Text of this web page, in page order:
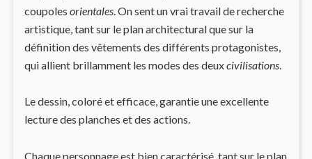
coupoles orientales. On sent un vrai travail de recherche
artistique, tant sur le plan architectural que sur la
définition des vêtements des différents protagonistes,
qui allient brillamment les modes des deuxcivilisations.
Le dessin, coloré et efficace, garantie une excellente
lecture des planches et des actions.
Chaque personnage est bien caractérisé, tant sur le plan